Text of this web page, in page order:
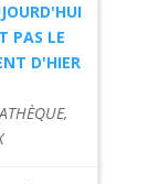
PAS LE
D'HIER